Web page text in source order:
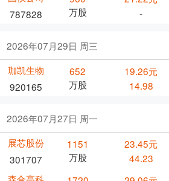
787828
万股
-
2026年07月29日 周三
珈凯生物
920165
652
万股
19.26元
14.98
2026年07月27日 周一
展芯股份
301707
1151
万股
23.45元
44.23